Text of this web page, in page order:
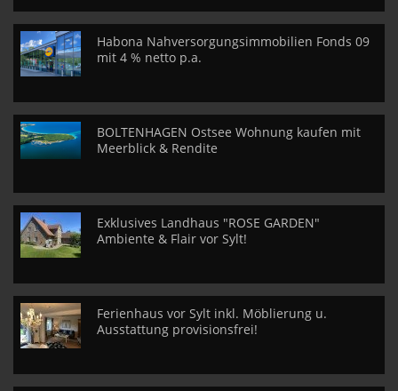
Habona Nahversorgungsimmobilien Fonds 09
mit 4 % netto p.a.
BOLTENHAGEN Ostsee Wohnung kaufen mit
Meerblick & Rendite
Exklusives Landhaus "ROSE GARDEN"
Ambiente & Flair vor Sylt!
Ferienhaus vor Sylt inkl. Möblierung u.
Ausstattung provisionsfrei!